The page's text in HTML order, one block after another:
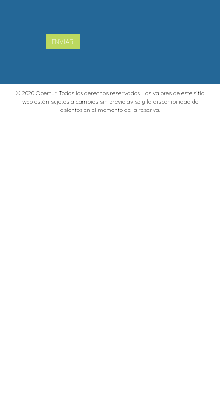
ENVIAR
© 2020 Opertur. Todos los derechos reservados. Los valores de este sitio
web están sujetos a cambios sin previo aviso y la disponibilidad de
asientos en el momento de la reserva.